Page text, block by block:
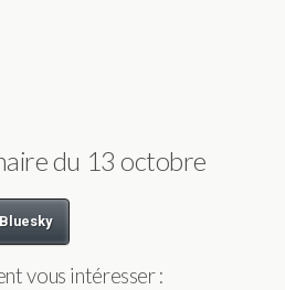
du 13 octobre
Bluesky
vous intéresser :